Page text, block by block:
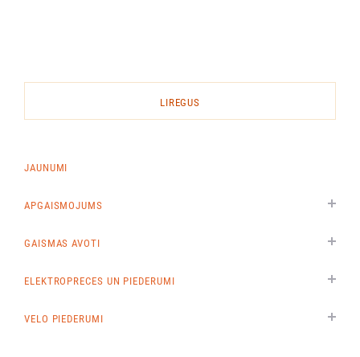
LIREGUS
JAUNUMI
APGAISMOJUMS
GAISMAS AVOTI
ELEKTROPRECES UN PIEDERUMI
VELO PIEDERUMI